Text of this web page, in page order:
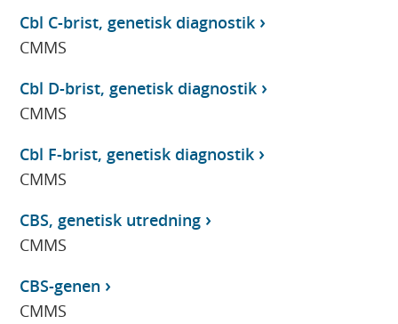
Cbl C-brist, genetisk diagnostik
CMMS
Cbl D-brist, genetisk diagnostik
CMMS
Cbl F-brist, genetisk diagnostik
CMMS
CBS, genetisk utredning
CMMS
CBS-genen
CMMS